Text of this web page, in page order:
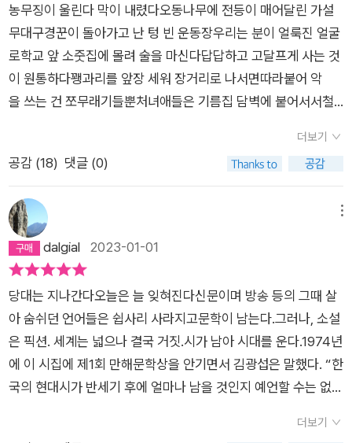
농무징이 울린다 막이 내렸다오동나무에 전등이 매어달린 가설
무대구경꾼이 돌아가고 난 텅 빈 운동장우리는 분이 얼룩진 얼굴
로학교 앞 소줏집에 몰려 술을 마신다답답하고 고달프게 사는 것
이 원통하다꽹과리를 앞장 세워 장거리로 나서면따라붙어 악
을 쓰는 건 쪼무래기들뿐처녀애들은 기름집 담벽에 붙어서서철
고 또 어떤 녀석은서림이처럼 해해대지만 이까짓산구석에 처박
혀 발버둥친들 무엇하랴비료값도 안 나오는 농사 따위야아예 여
점 신명이 난다한 다리를 들고 날라리를 불거나고갯짓을 하고 어
깨를 흔들거나- P19
더보기
공감 (18) 댓글 (0)
dalgial 2023-01-01
당대는 지나간다오늘은 늘 잊혀진다신문이며 방송 등의 그때 살
아 숨쉬던 언어들은 쉽사리 사라지고문학이 남는다.그러나, 소설
은 픽션. 세계는 넓으나 결국 거짓.시가 남아 시대를 운다.1974년
에 이 시집에 제1회 만해문학상을 안기면서 김광섭은 말했다. “한
국의 현대시가 반세기 후에 얼마나 남을 것인지 예언할 수는 없으
것이 있다 하겠다.”빗발 속에서 피비린내가 났다바람 속에서도
더보기